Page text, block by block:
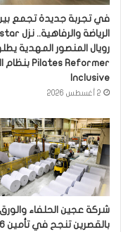
في تجربة جديدة تجمع
رويال المنصور المهدية
Inclusive
2 أغسطس 2026
شركة عجين الحلفاء والورق